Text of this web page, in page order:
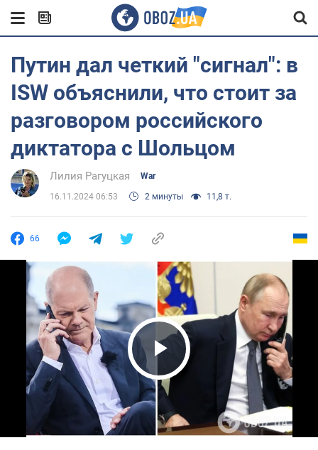
Путин дал четкий "сигнал": в
ISW объяснили, что стоит за
разговором российского
диктатора с Шольцом
Лилия Рагуцкая War
16.11.2024 06:53 2 минуты 11,8 т.
66
Play Video